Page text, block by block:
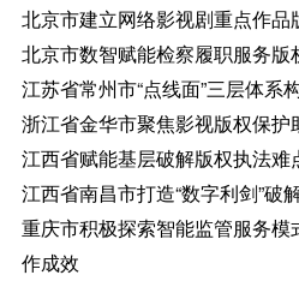
北京市建立网络影视剧重点作品
北京市数智赋能检察履职服务版
江苏省常州市“点线面”三层体系
浙江省金华市聚焦影视版权保
江西省赋能基层破解版权执法难
江西省南昌市打造“数字利剑”破
重庆市积极探索智能监管服务
作成效